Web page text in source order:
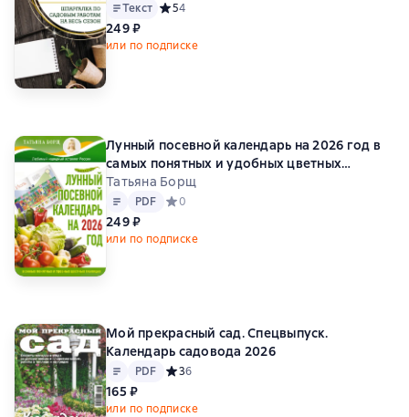
Текст Средний рейтинг 5 на основе 4 оценок
54
249 ₽
или по подписке
Лунный посевной календарь на 2026 год в
самых понятных и удобных цветных
таблицах
Татьяна Борщ
Текст PDF
PDF Средний рейтинг 0 на основе 0 оценок
0
249 ₽
или по подписке
Мой прекрасный сад. Спецвыпуск.
Календарь садовода 2026
Текст PDF
PDF Средний рейтинг 3 на основе 6 оценок
36
165 ₽
или по подписке